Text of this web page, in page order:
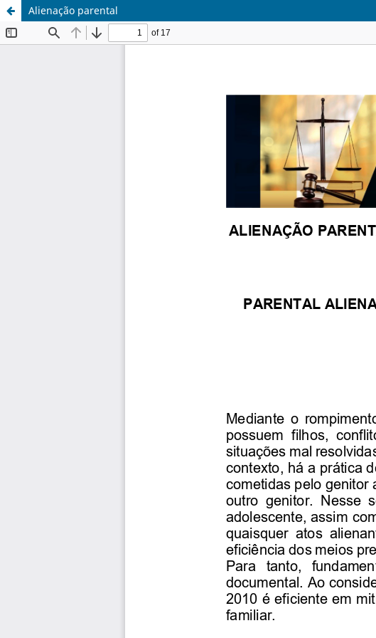
Alienação parental